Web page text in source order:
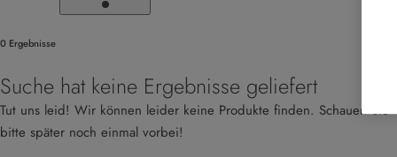
0 Ergebnisse
Suche hat keine Ergebnisse geliefert
Tut uns leid! Wir können leider keine Produkte finden. Schauen Sie
bitte später noch einmal vorbei!